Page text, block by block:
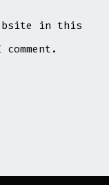
in this